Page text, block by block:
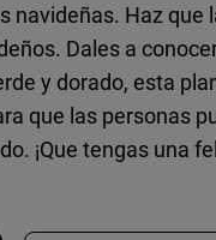
Haz
Dales a
y dorado, esta
que las personas
¡Que tengas una